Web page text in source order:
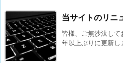
当サイトのリニ
皆様、ご無沙汰し
年以上ぶりに更新